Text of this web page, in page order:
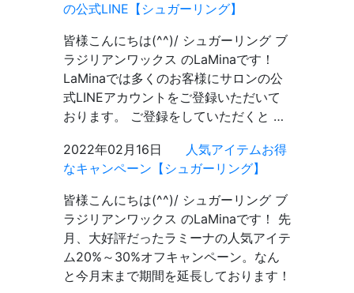
の公式LINE【シュガーリング】
皆様こんにちは(^^)/ シュガーリング ブ
ラジリアンワックス のLaMinaです！
LaMinaでは多くのお客様にサロンの公
式LINEアカウントをご登録いただいて
おります。 ご登録をしていただくと …
2022年02月16日
人気アイテムお得
なキャンペーン【シュガーリング】
皆様こんにちは(^^)/ シュガーリング ブ
ラジリアンワックス のLaMinaです！ 先
月、大好評だったラミーナの人気アイテ
ム20%～30%オフキャンペーン。なん
と今月末まで期間を延長しております！